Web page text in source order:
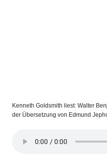
Kenneth Goldsmith liest: Walter
der Übersetzung von Edmund